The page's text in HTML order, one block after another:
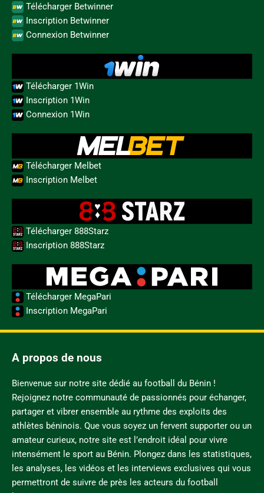
Télécharger Betwinner
Inscription Betwinner
Connexion Betwinner
Télécharger 1Win
Inscription 1Win
Connexion 1Win
Télécharger Melbet
Inscription Melbet
Télécharger 888Starz
Inscription 888Starz
Télécharger MegaPari
Inscription MegaPari
A propos de nous
Bienvenue sur notre site dédié au football du Bénin !
Rejoignez notre communauté de passionnés pour échanger,
partager et vibrer ensemble au rythme des exploits des
athlètes béninois. Que vous soyez un fervent supporter ou un
amateur curieux, notre site est l’endroit idéal pour vivre
intensément le sport au Bénin. Plongez dans les statistiques,
les analyses, les vidéos et les interviews exclusives qui vous
permettront de suivre de près les acteurs du football